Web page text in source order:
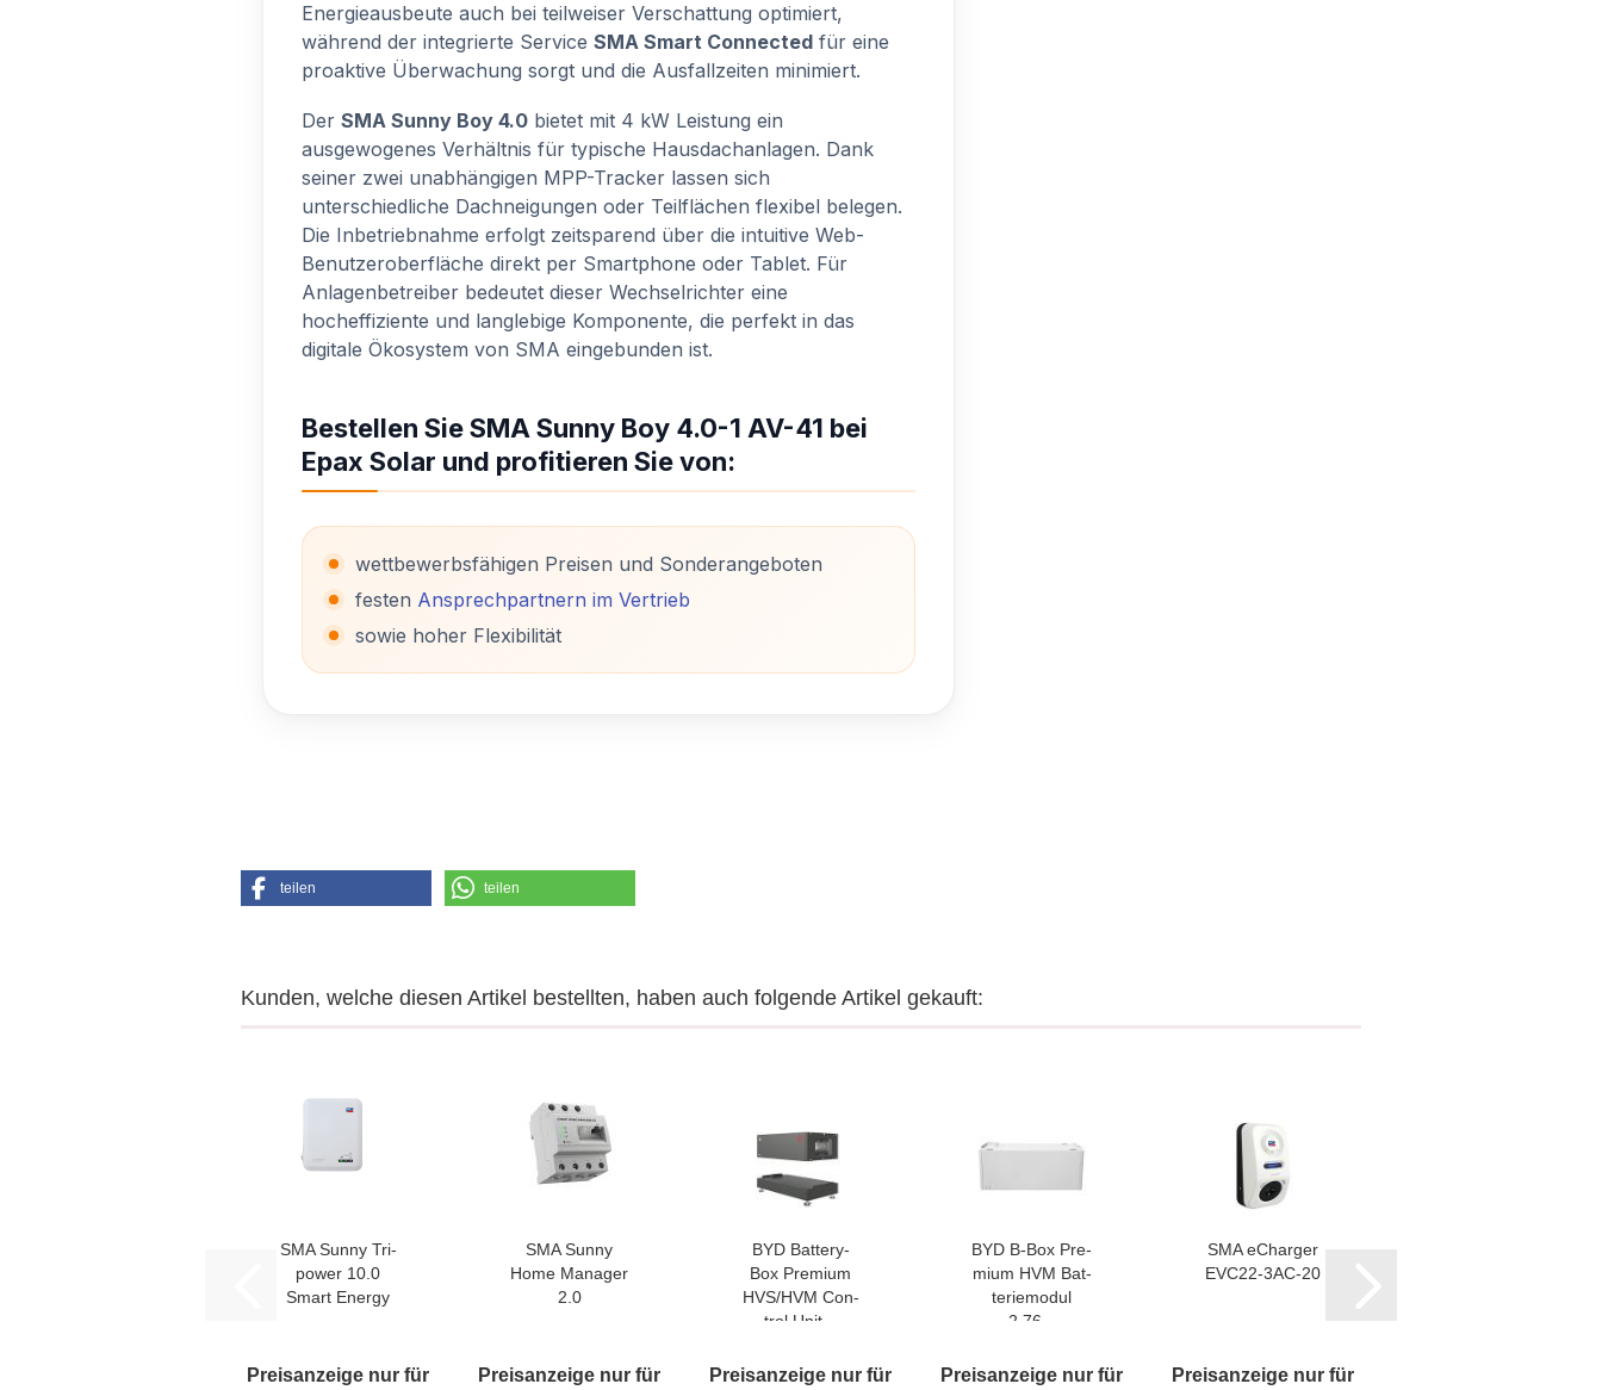
Energieausbeute auch bei teilweiser Verschattung optimiert,
während der integrierte Service SMA Smart Connected für eine
proaktive Überwachung sorgt und die Ausfallzeiten minimiert.
Der SMA Sunny Boy 4.0 bietet mit 4 kW Leistung ein
ausgewogenes Verhältnis für typische Hausdachanlagen. Dank
seiner zwei unabhängigen MPP-Tracker lassen sich
unterschiedliche Dachneigungen oder Teilflächen flexibel belegen.
Die Inbetriebnahme erfolgt zeitsparend über die intuitive Web-
Benutzeroberfläche direkt per Smartphone oder Tablet. Für
Anlagenbetreiber bedeutet dieser Wechselrichter eine
hocheffiziente und langlebige Komponente, die perfekt in das
digitale Ökosystem von SMA eingebunden ist.
Bestellen Sie SMA Sunny Boy 4.0-1 AV-41 bei
Epax Solar und profitieren Sie von:
wettbewerbsfähigen Preisen und Sonderangeboten
festen Ansprechpartnern im Vertrieb
sowie hoher Flexibilität
teilen teilen
Kunden, welche diesen Artikel bestellten, haben auch folgende Artikel gekauft:
SMA Sunny Tri­
power 10.0
Smart En­er­gy
Preisanzeige nur für
SMA Sunny
Home Ma­na­ger
2.0
Preisanzeige nur für
BYD Battery-​​
Box Pre­mi­um
HVS/HVM Con­
trol Unit...
Preisanzeige nur für
BYD B-Box Pre­
mi­um HVM Bat­
te­rie­mo­dul
2,76...
Preisanzeige nur für
SMA eChar­ger
EVC22-​​3AC-​20
Preisanzeige nur für